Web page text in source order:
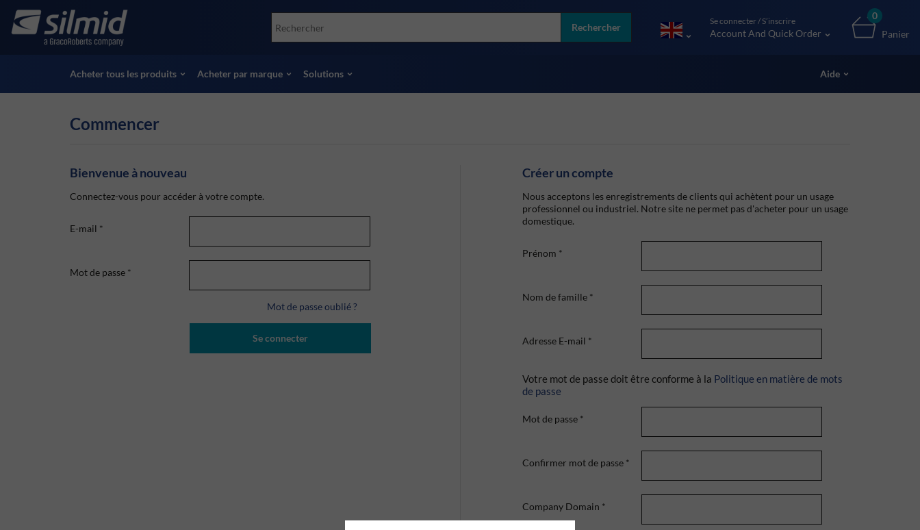
main
Accessories
Essais non destructifs (NDT)
Voir tous les produits
Socomore
Skydrol
Rechercher
Se connecter / S’inscrire
Account And Quick Order
0
Panier
Acheter tous les produits Acheter par marque Solutions Aide
Commencer
Bienvenue à nouveau
Connectez-vous pour accéder à votre compte.
E-mail *
Mot de passe *
Mot de passe oublié ?
Se connecter
Créer un compte
Nous acceptons les enregistrements de clients qui achètent pour un usage
professionnel ou industriel. Notre site ne permet pas d'acheter pour un usage
domestique.
Prénom *
Nom de famille *
Adresse E-mail *
Votre mot de passe doit être conforme à la Politique en matière de mots
de passe
Mot de passe *
Confirmer mot de passe *
Company Domain *